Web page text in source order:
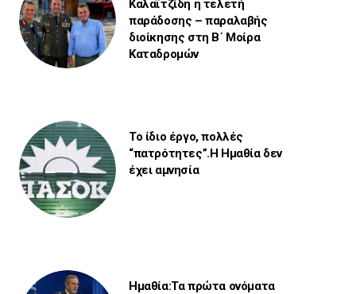
Καλαϊτζίδη η τελετή
παράδοσης – παραλαβής
διοίκησης στη Β΄ Μοίρα
Καταδρομών
Το ίδιο έργο, πολλές
“πατρότητες”.Η Ημαθία δεν
έχει αμνησία
Ημαθία:Τα πρώτα ονόματα